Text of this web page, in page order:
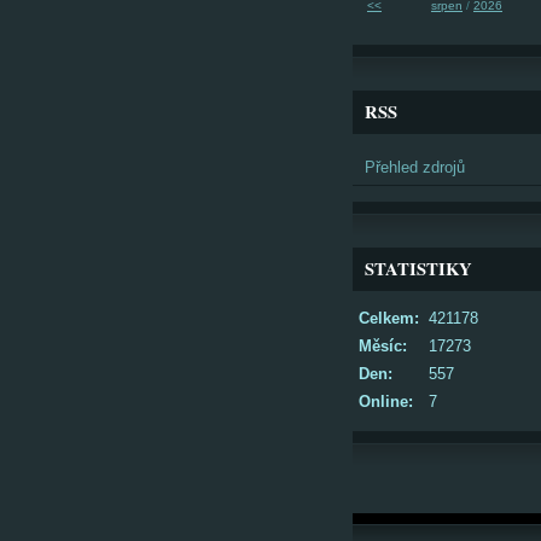
<< srpen / 2026
RSS
Přehled zdrojů
STATISTIKY
Online: 7
Celkem: 421178
Měsíc:
17273
Den:
557